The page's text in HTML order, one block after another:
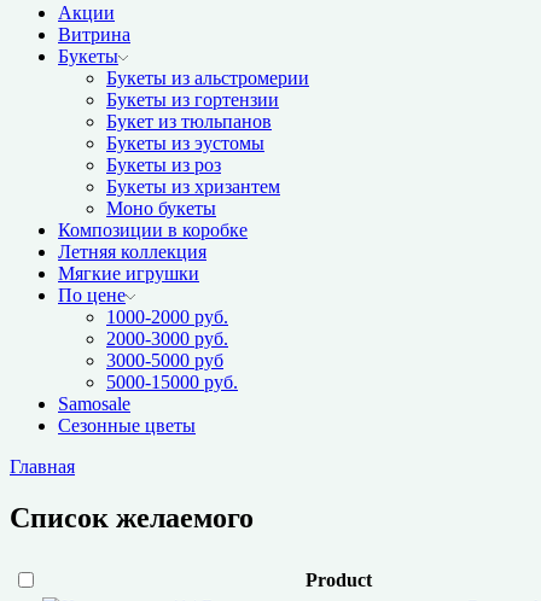
Акции
Витрина
Букеты
Букеты из альстромерии
Букеты из гортензии
Букет из тюльпанов
Букеты из эустомы
Букеты из роз
Букеты из хризантем
Моно букеты
Композиции в коробке
Летняя коллекция
Мягкие игрушки
По цене
1000-2000 руб.
2000-3000 руб.
3000-5000 руб
5000-15000 руб.
Samosale
Сезонные цветы
Главная
Список желаемого
Product